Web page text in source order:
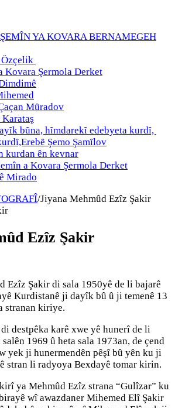
YA KOVARA BERNAMEGEH
Özçelik
Kovara Şermola Derket
Mȗradov
bȗna, hȋmdarekȋ edebyeta kurdȋ,
Şemo Şamȋlov
kurdan ên kevnar
a Kovara Şermola Derket
Mirado
/Jiyana Mehmûd Ezîz Şakir
Ezîz Şakir
Ezîz Şakir di sala 1950yê de li bajarê
Kurdistanê ji dayîk bû û ji temenê 13
stranan kiriye.
destpêka karê xwe yê hunerî de li
1969 û heta sala 1973an, de çend
yek ji hunermendên pêşî bû yên ku ji
stran li radyoya Bexdayê tomar kirin.
ya Mehmûd Ezîz strana “Gulîzar” ku
wî awazdaner Mihemed Elî Şakir